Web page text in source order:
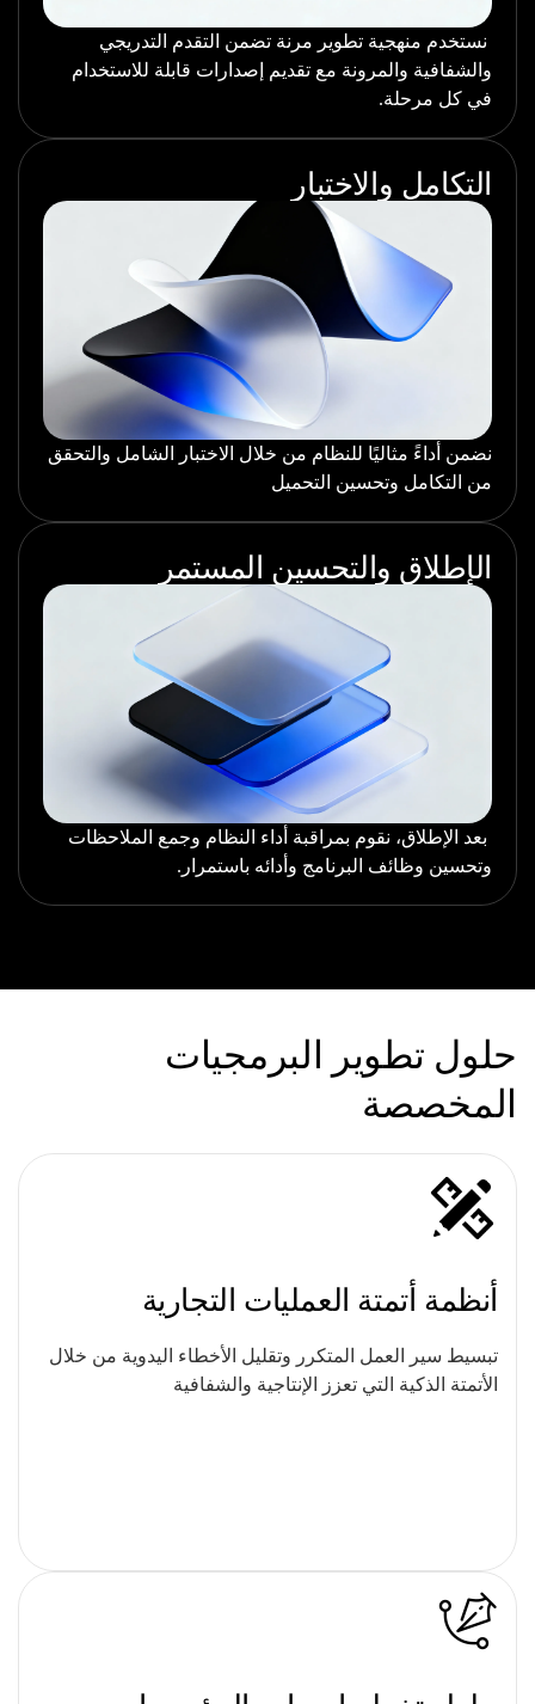
نستخدم منهجية تطوير مرنة تضمن التقدم التدريجي
والشفافية والمرونة مع تقديم إصدارات قابلة للاستخدام
في كل مرحلة.
التكامل والاختبار
نضمن أداءً مثاليًا للنظام من خلال الاختبار الشامل والتحقق
من التكامل وتحسين التحميل
الإطلاق والتحسين المستمر
بعد الإطلاق، نقوم بمراقبة أداء النظام وجمع الملاحظات
وتحسين وظائف البرنامج وأدائه باستمرار.
حلول تطوير البرمجيات
المخصصة
أنظمة أتمتة العمليات التجارية
تبسيط سير العمل المتكرر وتقليل الأخطاء اليدوية من خلال
الأتمتة الذكية التي تعزز الإنتاجية والشفافية